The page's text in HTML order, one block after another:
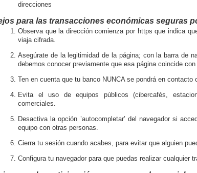
direcciones
para las transacciones económicas seguras
Observa que la dirección comienza por https que indica
viaja cifrada.
Asegúrate de la legitimidad de la página; con la barra de
debemos conocer previamente que esa página coincide
Ten en cuenta que tu banco NUNCA se pondrá en
Evita el uso de equipos públicos (cibercafés,
comerciales.
Desactiva la opción ’autocompletar’ del navegador si
equipo con otras personas.
Cierra tu sesión cuando acabes, para evitar que alguien
Configura tu navegador para que puedas realizar cualquier